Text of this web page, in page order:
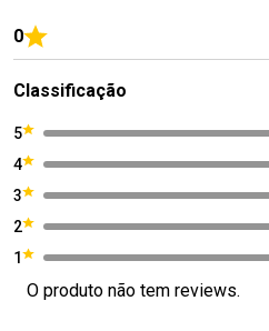
0
Classificação
5
4
3
2
1
O produto não tem reviews.